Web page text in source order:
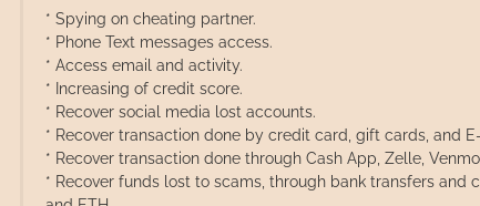
* Spying on cheating partner.
* Phone Text messages access.
* Access email and activity.
* Increasing of credit score.
* Recover social media lost accounts.
* Recover transaction done by credit card, gift cards, and
* Recover transaction done through Cash App, Zelle,
* Recover funds lost to scams, through bank transfers and